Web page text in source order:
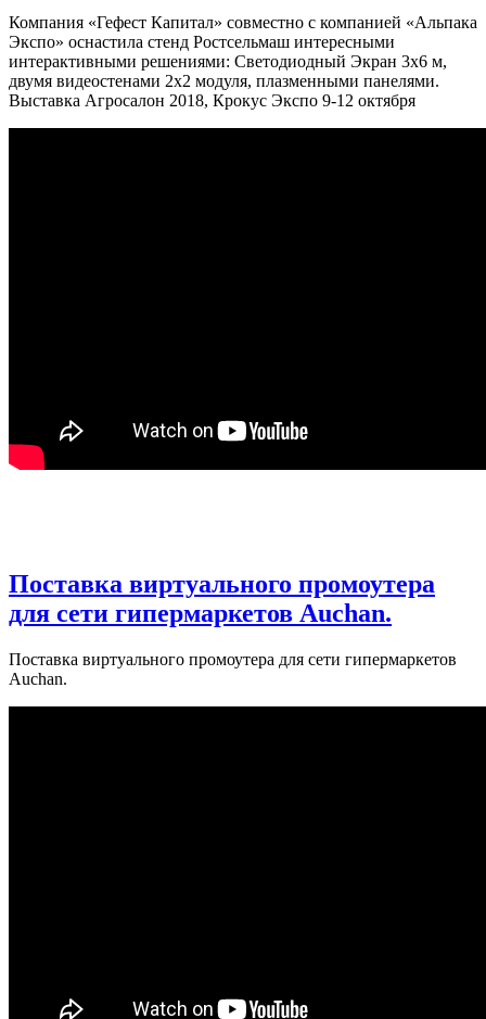
Компания «Гефест Капитал» совместно с компанией «Альпака
Экспо» оснастила стенд Ростсельмаш интересными
интерактивными решениями: Светодиодный Экран 3х6 м,
двумя видеостенами 2х2 модуля, плазменными панелями.
Выставка Агросалон 2018, Крокус Экспо 9-12 октября
Поставка виртуального промоутера
для сети гипермаркетов Auchan.
Поставка виртуального промоутера для сети гипермаркетов
Auchan.